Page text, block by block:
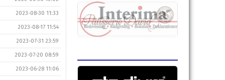
2023-08-30 11:33
2023-08-17 11:54
2023-07-31 23:59
2023-07-20 08:59
2023-06-28 11:06